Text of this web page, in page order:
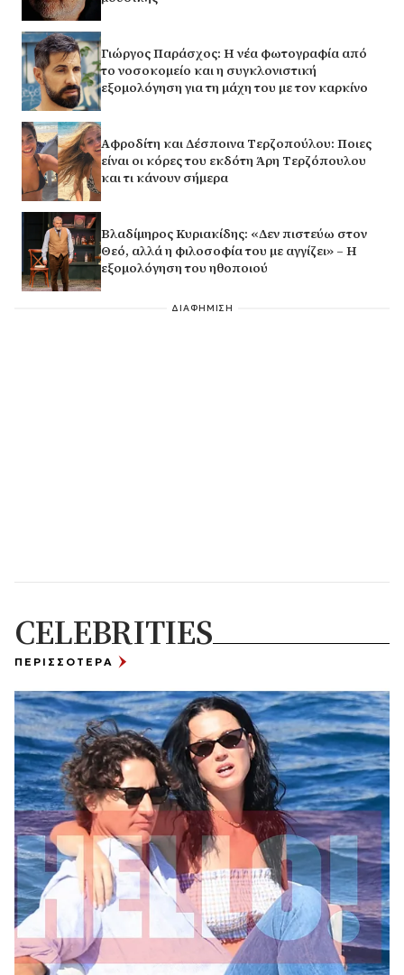
Γιώργος Παράσχος: Η νέα φωτογραφία από
το νοσοκομείο και η συγκλονιστική
εξομολόγηση για τη μάχη του με τον καρκίνο
Αφροδίτη και Δέσποινα Τερζοπούλου: Ποιες
είναι οι κόρες του εκδότη Άρη Τερζόπουλου
και τι κάνουν σήμερα
Βλαδίμηρος Κυριακίδης: «Δεν πιστεύω στον
Θεό, αλλά η φιλοσοφία του με αγγίζει» – Η
εξομολόγηση του ηθοποιού
ΔΙΑΦΗΜΙΣΗ
CELEBRITIES
ΠΕΡΙΣΣΟΤΕΡΑ